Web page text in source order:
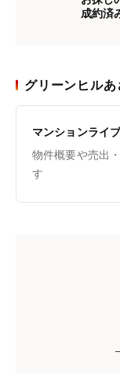
成約済
グリーンヒル
マンションライ
物件概要や売出
す